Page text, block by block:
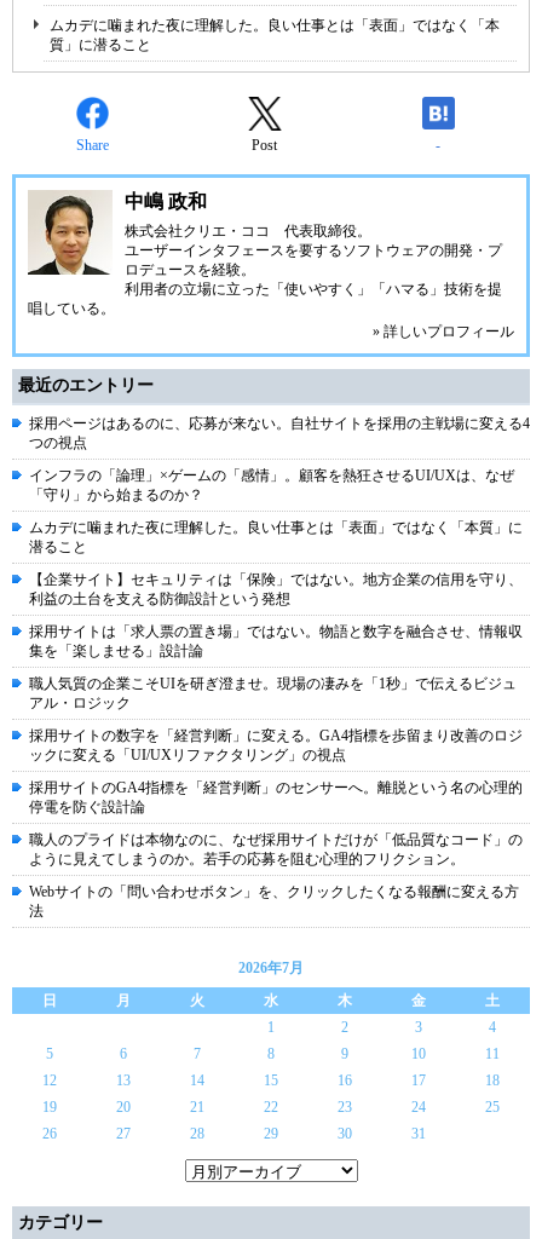
ムカデに噛まれた夜に理解した。良い仕事とは「表面」ではなく「本
質」に潜ること
Share Post -
中嶋 政和
株式会社クリエ・ココ
代表取締役。
ユーザーインタフェースを要するソフトウェアの開発・プ
ロデュースを経験。
利用者の立場に立った「使いやすく」「ハマる」技術を提
唱している。
» 詳しいプロフィール
最近のエントリー
採用ページはあるのに、応募が来ない。自社サイトを採用の主戦場に変える4
つの視点
インフラの「論理」×ゲームの「感情」。顧客を熱狂させるUI/UXは、なぜ
「守り」から始まるのか？
ムカデに噛まれた夜に理解した。良い仕事とは「表面」ではなく「本質」に
潜ること
【企業サイト】セキュリティは「保険」ではない。地方企業の信用を守り、
利益の土台を支える防御設計という発想
採用サイトは「求人票の置き場」ではない。物語と数字を融合させ、情報収
集を「楽しませる」設計論
職人気質の企業こそUIを研ぎ澄ませ。現場の凄みを「1秒」で伝えるビジュ
アル・ロジック
採用サイトの数字を「経営判断」に変える。GA4指標を歩留まり改善のロジ
ックに変える「UI/UXリファクタリング」の視点
採用サイトのGA4指標を「経営判断」のセンサーへ。離脱という名の心理的
停電を防ぐ設計論
職人のプライドは本物なのに、なぜ採用サイトだけが「低品質なコード」の
ように見えてしまうのか。若手の応募を阻む心理的フリクション。
Webサイトの「問い合わせボタン」を、クリックしたくなる報酬に変える方
法
2026年7月
日
月 火 水 木 金
土
1
2 3
4
5
6 7 8 9 10
11
12
13 14 15 16 17
18
19
20 21 22 23 24
25
26
27 28 29 30 31
カテゴリー